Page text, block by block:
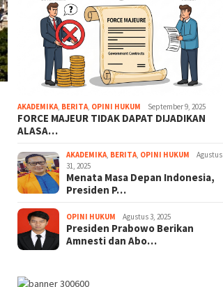
AKADEMIKA BERITA OPINI HUKUM September 9, 2025
FORCE MAJEUR TIDAK DAPAT DIJADIKAN
ALASA…
AKADEMIKA BERITA OPINI HUKUM
Agustus
31, 2025
Menata Masa Depan Indonesia,
Presiden P…
OPINI HUKUM Agustus 3, 2025
Presiden Prabowo Berikan
Amnesti dan Abo…